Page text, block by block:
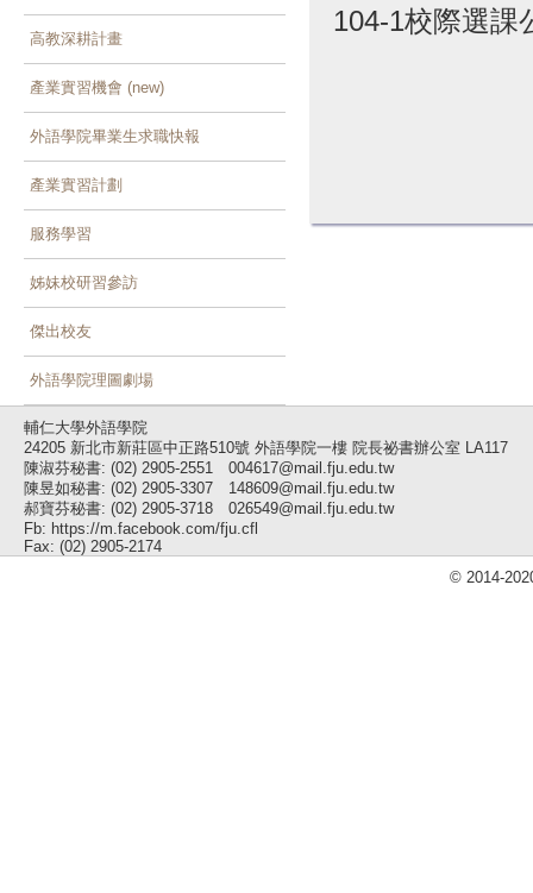
高教深耕計畫
產業實習機會 (new)
外語學院畢業生求職快報
產業實習計劃
服務學習
姊妹校研習參訪
傑出校友
外語學院理圖劇場
104-1校際選課
輔仁大學外語學院
24205 新北市新莊區中正路510號 外語學院一樓 院長祕書辦公室 LA117
陳淑芬秘書: (02) 2905-2551 004617@mail.fju.edu.tw
陳昱如秘書: (02) 2905-3307 148609@mail.fju.edu.tw
郝寶芬秘書: (02) 2905-3718 026549@mail.fju.edu.tw
Fb: https://m.facebook.com/fju.cfl
Fax: (02) 2905-2174
© 2014-